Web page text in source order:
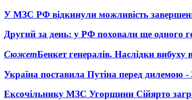
У МЗС РФ відкинули можливість
Другий за день: у РФ поховали ще одного
СюжетБенкет генералів. Наслідки вибуху
Україна поставила Путіна перед дилемою
Ексочільнику МЗС Угорщини Сійярто